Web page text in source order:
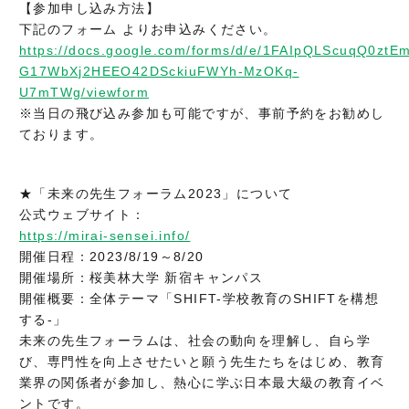
【参加申し込み方法】
下記のフォーム よりお申込みください。
https://docs.google.com/forms/d/e/
G17WbXj2HEEO42DSckiuFWYh-MzOKq-
U7mTWg/viewform
※当日の飛び込み参加も可能ですが、事前予約をお勧めし
ております。
★「未来の先生フォーラム2023」について
公式ウェブサイト：
https://mirai-sensei.info/
開催日程：2023/8/19～8/20
開催場所：桜美林大学 新宿キャンパス
開催概要：全体テーマ「SHIFT-学校教育のSHIFTを構想
する-」
未来の先生フォーラムは、社会の動向を理解し、自ら学
び、専門性を向上させたいと願う先生たちをはじめ、教育
業界の関係者が参加し、熱心に学ぶ日本最大級の教育イベ
ントです。